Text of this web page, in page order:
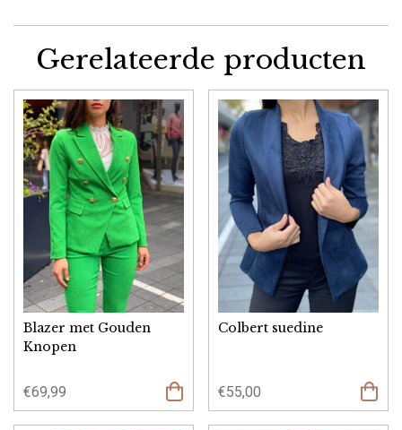
Gerelateerde producten
Blazer met Gouden
Knopen
€69,99
Colbert suedine
€55,00
Opties